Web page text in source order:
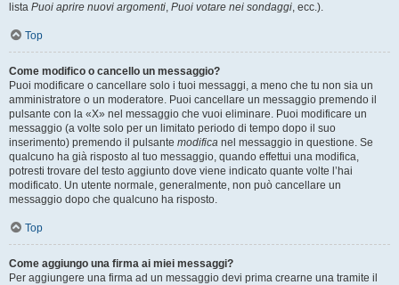
lista Puoi aprire nuovi argomenti, Puoi votare nei sondaggi, ecc.).
Top
Come modifico o cancello un messaggio?
Puoi modificare o cancellare solo i tuoi messaggi, a meno che tu non sia un
amministratore o un moderatore. Puoi cancellare un messaggio premendo il
pulsante con la «X» nel messaggio che vuoi eliminare. Puoi modificare un
messaggio (a volte solo per un limitato periodo di tempo dopo il suo
inserimento) premendo il pulsante modifica nel messaggio in questione. Se
qualcuno ha già risposto al tuo messaggio, quando effettui una modifica,
potresti trovare del testo aggiunto dove viene indicato quante volte l’hai
modificato. Un utente normale, generalmente, non può cancellare un
messaggio dopo che qualcuno ha risposto.
Top
Come aggiungo una firma ai miei messaggi?
Per aggiungere una firma ad un messaggio devi prima crearne una tramite il